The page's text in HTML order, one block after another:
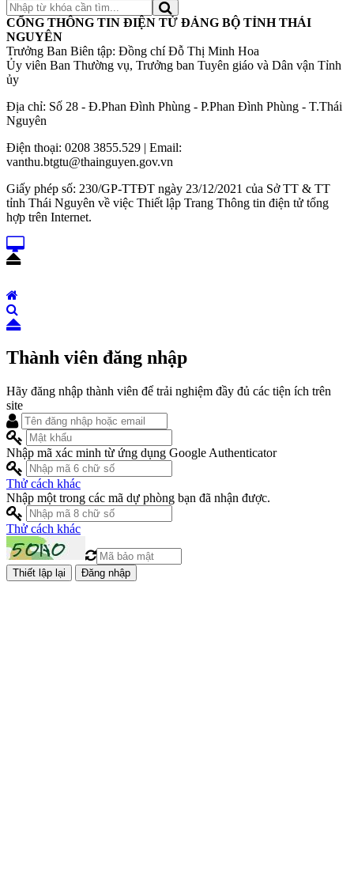
CỔNG THÔNG TIN ĐIỆN TỬ ĐẢNG BỘ TỈNH THÁI
NGUYÊN
Trưởng Ban Biên tập: Đồng chí Đỗ Thị Minh Hoa
Ủy viên Ban Thường vụ, Trưởng ban Tuyên giáo và Dân vận Tỉnh
ủy
Địa chỉ: Số 28 - Đ.Phan Đình Phùng - P.Phan Đình Phùng - T.Thái
Nguyên
Điện thoại: 0208 3855.529 | Email:
vanthu.btgtu@thainguyen.gov.vn
Giấy phép số: 230/GP-TTĐT ngày 23/12/2021 của Sở TT & TT
tỉnh Thái Nguyên về việc Thiết lập Trang Thông tin điện tử tổng
hợp trên Internet.
Thành viên đăng nhập
Hãy đăng nhập thành viên để trải nghiệm đầy đủ các tiện ích trên
site
Nhập mã xác minh từ ứng dụng Google Authenticator
Thử cách khác
Nhập một trong các mã dự phòng bạn đã nhận được.
Thử cách khác
Đăng nhập